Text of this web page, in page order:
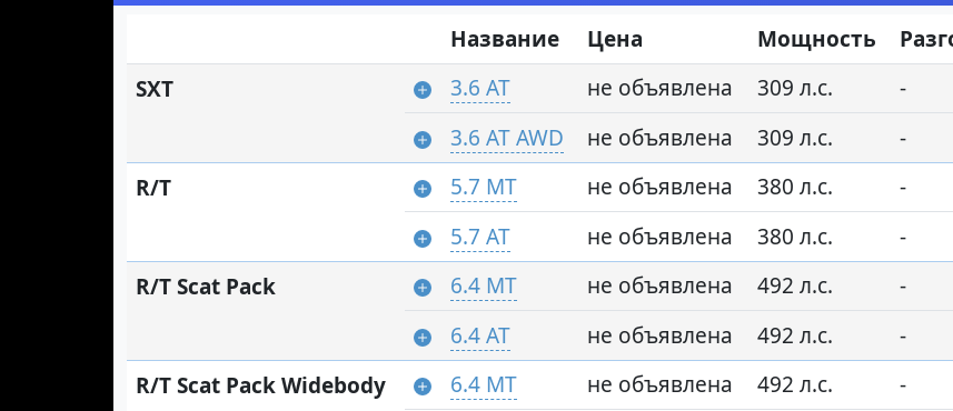
Название Цена Мощность
SXT
3.6 AT не объявлена 309 л.с. -
3.6 AT AWD
не объявлена 309 л.с. -
R/T
5.7 MT не объявлена 380 л.с. -
5.7 AT
не объявлена 380 л.с. -
R/T Scat Pack
6.4 MT не объявлена 492 л.с. -
6.4 AT
не объявлена 492 л.с. -
R/T Scat Pack Widebody
6.4 MT не объявлена 492 л.с. -